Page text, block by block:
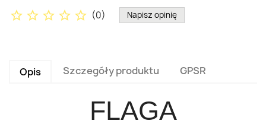
star_border star_border star_border star_border star_border (0) Napisz opinię
Opis Szczegóły produktu GPSR
FLAGA